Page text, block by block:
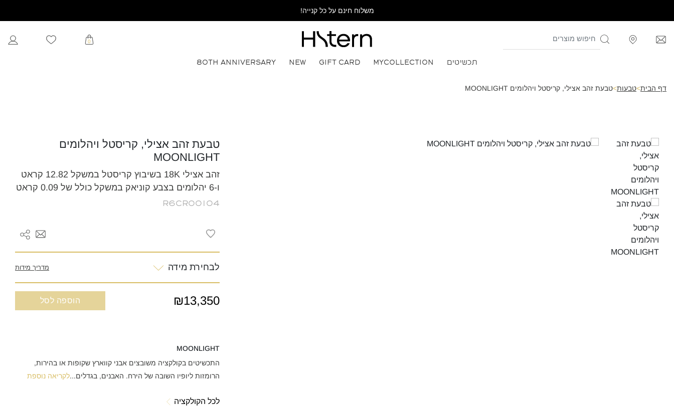
משלוח חינם על כל קנייה!
0
תכשיטים MYCOLLECTION
GIFT CARD
NEW
80TH ANNIVERSARY
דף הבית>טבעות>טבעת זהב אצילי, קריסטל ויהלומים MOONLIGHT
טבעת זהב אצילי, קריסטל ויהלומים
MOONLIGHT
זהב אצילי 18K בשיבוץ קריסטל במשקל 12.82 קראט
ו-6 יהלומים בצבע קוניאק במשקל כולל של 0.09 קראט
R6CR00104
לבחירת מידה מדריך מידות
₪13,350 הוספה לסל
MOONLIGHT
התכשיטים בקולקציה משובצים אבני קווארץ שקופות או בהירות,
הרומזות ליופיו השובה של הירח. האבנים, בגדלים...לקריאה נוספת
לכל הקולקציה